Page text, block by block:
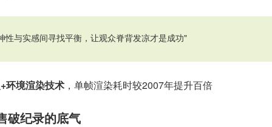
性与实感间寻找平衡，让观众脊背发凉才是成功"
环境渲染技术 ，单帧渲染耗时较2007年提升百倍
破纪录的底气